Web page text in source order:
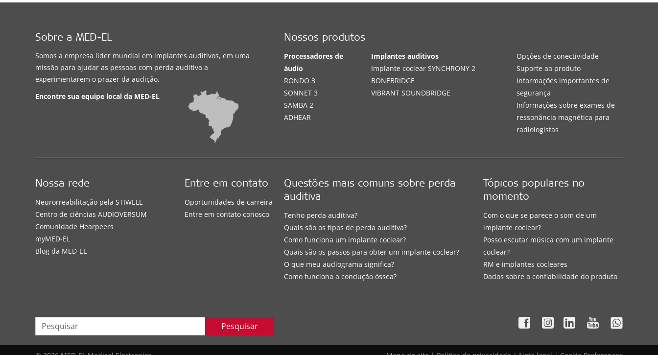
Sobre a MED-EL
Somos a empresa líder mundial em implantes auditivos, em uma
missão para ajudar as pessoas com perda auditiva a
experimentarem o prazer da audição.
Encontre sua equipe local da MED-EL
Nossos produtos
Processadores de
áudio
RONDO 3
SONNET 3
SAMBA 2
ADHEAR
Implantes auditivos
Implante coclear SYNCHRONY 2
BONEBRIDGE
VIBRANT SOUNDBRIDGE
Opções de conectividade
Suporte ao produto
Informações importantes de
segurança
Informações sobre exames de
ressonância magnética para
radiologistas
Questões mais comuns sobre perda
auditiva
Tenho perda auditiva?
Quais são os tipos de perda auditiva?
Como funciona um implante coclear?
Quais são os passos para obter um implante coclear?
O que meu audiograma significa?
Como funciona a condução óssea?
Tópicos populares no
momento
Com o que se parece o som de um
implante coclear?
Posso escutar música com um implante
coclear?
RM e implantes cocleares
Dados sobre a confiabilidade do produto
Nossa rede
Neurorreabilitação pela STIWELL
Centro de ciências AUDIOVERSUM
Comunidade Hearpeers
myMED‑EL
Blog da MED-EL
Entre em contato
Oportunidades de carreira
Entre em contato conosco
Pesquisar